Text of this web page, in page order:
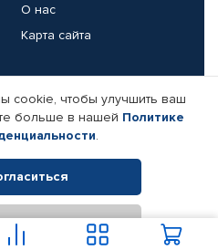
О нас
Карта сайта
Реквизиты компании
Все права защищены.
товаров Автопрофи.
cookie, чтобы улучшить ваш
больше в нашей Политике
.
В корзину